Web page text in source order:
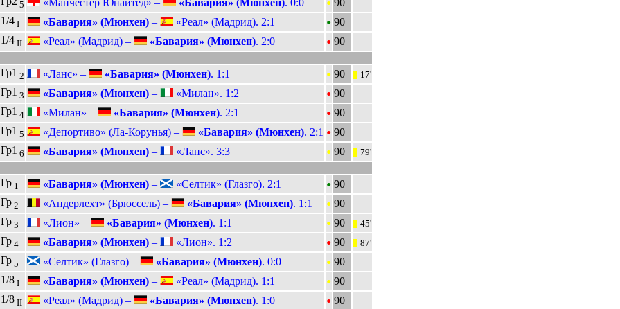
5 «Манчестер Юнайтед» – «Бавария» (Мюнхен). 0:0
90
1/4I «Бавария» (Мюнхен)– «Реал» (Мадрид). 2:1 • 90
1/4II «Реал» (Мадрид) – «Бавария» (Мюнхен). 2:0 • 90
Гр1 2 «Ланс» – «Бавария» (Мюнхен). 1:1 • 90 17'
Гр1 3 «Бавария» (Мюнхен)– «Милан». 1:2 • 90
Гр1 4 «Милан» – «Бавария» (Мюнхен). 2:1 • 90
Гр1 5 «Депортиво» (Ла-Корунья) – «Бавария» (Мюнхен). 2:1 • 90
Гр1 6 «Бавария» (Мюнхен)– «Ланс». 3:3 • 90
79'
Гр1 «Бавария» (Мюнхен)– «Селтик» (Глазго). 2:1 • 90
Гр2 «Андерлехт» (Брюссель) – «Бавария» (Мюнхен). 1:1 • 90
Гр3 «Лион» – «Бавария» (Мюнхен). 1:1 • 90 45'
Гр4 «Бавария» (Мюнхен)– «Лион». 1:2 • 90 87'
Гр5 «Селтик» (Глазго) – «Бавария» (Мюнхен). 0:0 • 90
1/8I «Бавария» (Мюнхен)– «Реал» (Мадрид). 1:1 • 90
1/8II «Реал» (Мадрид) – «Бавария» (Мюнхен). 1:0 • 90